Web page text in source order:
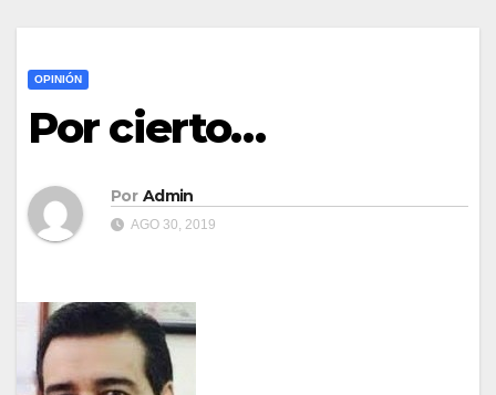
OPINIÓN
Por cierto…
Por Admin
AGO 30, 2019